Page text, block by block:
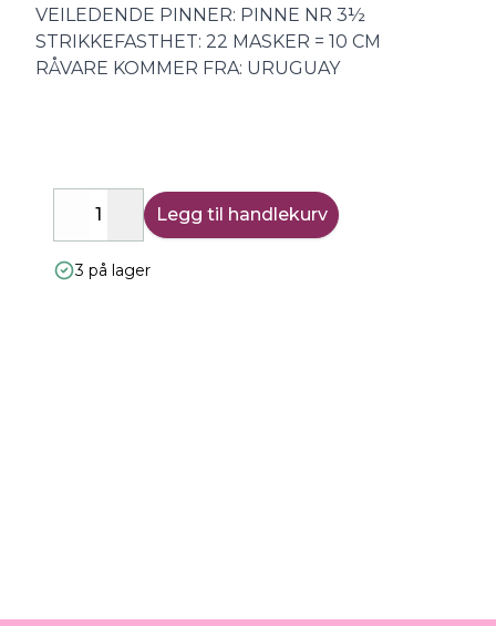
VEILEDENDE PINNER: PINNE NR 3½
STRIKKEFASTHET: 22 MASKER = 10 CM
RÅVARE KOMMER FRA: URUGUAY
DecreaseIncrease
Legg til handlekurv
3 på lager